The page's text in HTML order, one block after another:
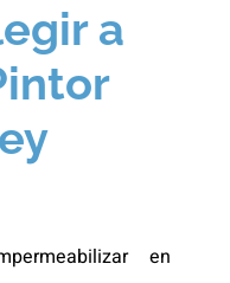
a
en